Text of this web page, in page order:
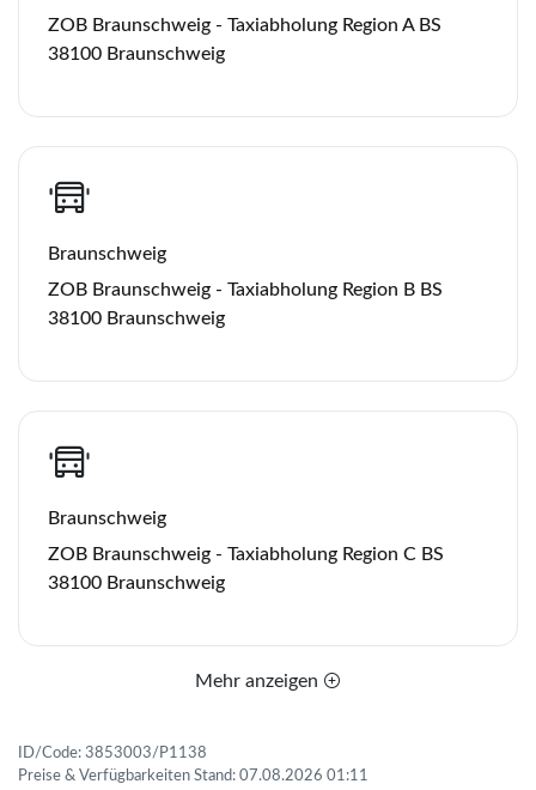
ZOB Braunschweig - Taxiabholung Region A BS
38100 Braunschweig
Braunschweig
ZOB Braunschweig - Taxiabholung Region B BS
38100 Braunschweig
Braunschweig
ZOB Braunschweig - Taxiabholung Region C BS
38100 Braunschweig
Mehr anzeigen
ID/Code: 3853003/P1138
Preise & Verfügbarkeiten Stand: 07.08.2026 01:11